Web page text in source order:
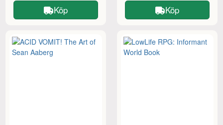
Köp Köp